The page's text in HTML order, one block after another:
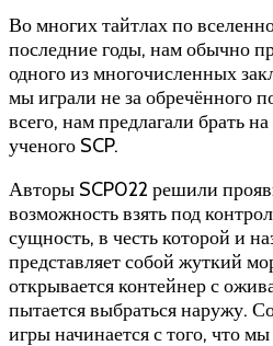
Во многих тайтлах по
последние годы, нам обычно
одного из многочисленных
мы играли не за обречённого
всего, нам предлагали брать
ученого SCP.
Авторы SCP022 решили
возможность взять под
сущность, в честь которой и
представляет собой жуткий
открывается контейнер с
пытается выбраться наружу.
игры начинается с того, что